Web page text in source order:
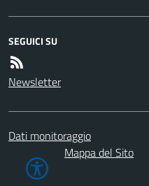
SEGUICI SU
Newsletter
Dati monitoraggio
Mappa del Sito